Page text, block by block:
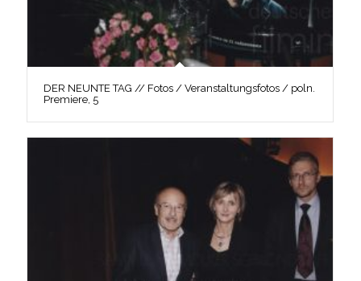
DER NEUNTE TAG // Fotos / Veranstaltungsfotos / poln.
Premiere, 5